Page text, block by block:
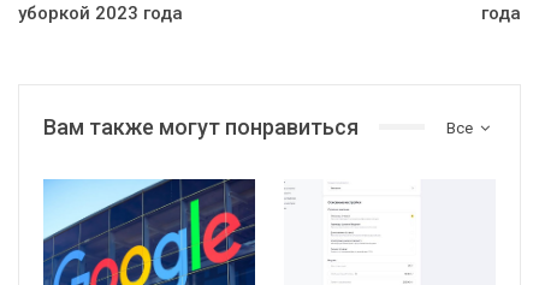
уборкой 2023 года
года
Все
Вам также могут понравиться